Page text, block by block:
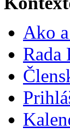
Ako
Rada